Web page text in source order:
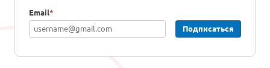
Email*
Подписаться